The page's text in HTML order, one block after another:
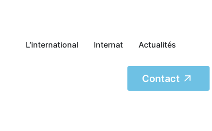
L’international Internat Actualités
Contact